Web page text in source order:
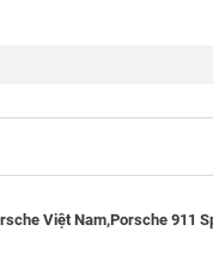
Việt Nam,Porsche 911